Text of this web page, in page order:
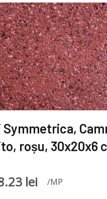
Symmetrica,
roșu, 30x20x6
lei /MP